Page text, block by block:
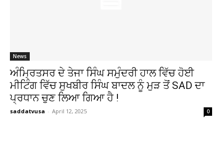
News
ਅੰਮ੍ਰਿਤਸਰ ਦੇ ਤੇਜਾ ਸਿੰਘ ਸਮੁੰਦਰੀ ਹਾਲ ਵਿੱਚ ਹੋਈ
ਮੀਟਿੰਗ ਵਿੱਚ ਸੁਖਬੀਰ ਸਿੰਘ ਬਾਦਲ ਨੂੰ ਮੁੜ ਤੋਂ SAD ਦਾ
ਪ੍ਰਧਾਨ ਚੁਣ ਲਿਆ ਗਿਆ ਹੈ !
saddatvusa - April 12, 2025 0